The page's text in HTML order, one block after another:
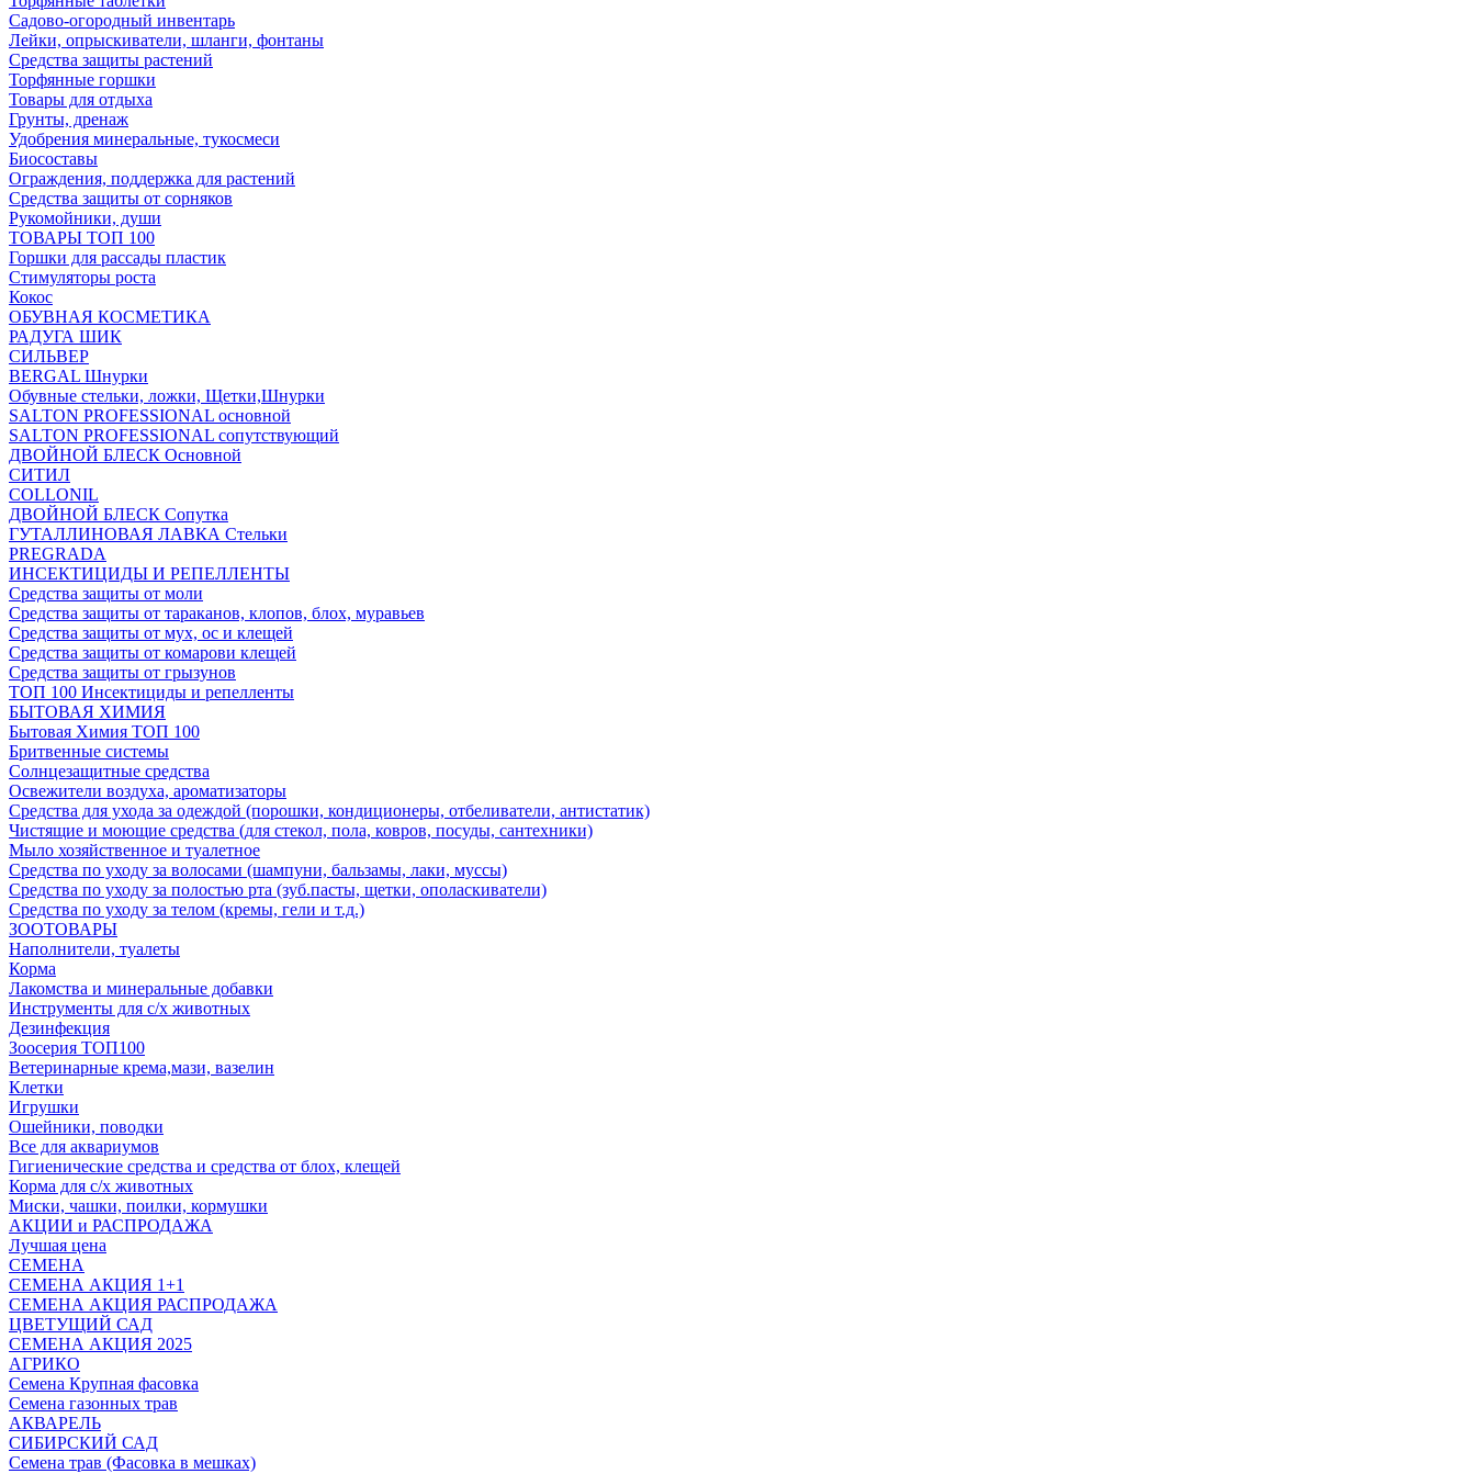
Садово-огородный инвентарь
Лейки, опрыскиватели, шланги, фонтаны
Средства защиты растений
Торфянные горшки
Товары для отдыха
Грунты, дренаж
Удобрения минеральные, тукосмеси
Биосоставы
Ограждения, поддержка для растений
Средства защиты от сорняков
Рукомойники, души
ТОВАРЫ ТОП 100
Горшки для рассады пластик
Стимуляторы роста
Кокос
ОБУВНАЯ КОСМЕТИКА
РАДУГА ШИК
СИЛЬВЕР
BERGAL Шнурки
Обувные стельки, ложки, Щетки,Шнурки
SALTON PROFESSIONAL основной
SALTON PROFESSIONAL сопутствующий
ДВОЙНОЙ БЛЕСК Основной
СИТИЛ
COLLONIL
ДВОЙНОЙ БЛЕСК Сопутка
ГУТАЛЛИНОВАЯ ЛАВКА Стельки
PREGRADA
ИНСЕКТИЦИДЫ И РЕПЕЛЛЕНТЫ
Средства защиты от моли
Средства защиты от тараканов, клопов, блох, муравьев
Средства защиты от мух, ос и клещей
Средства защиты от комарови клещей
Средства защиты от грызунов
ТОП 100 Инсектициды и репелленты
БЫТОВАЯ ХИМИЯ
Бытовая Химия ТОП 100
Бритвенные системы
Солнцезащитные средства
Освежители воздуха, ароматизаторы
Средства для ухода за одеждой (порошки, кондиционеры, отбеливатели, антистатик)
Чистящие и моющие средства (для стекол, пола, ковров, посуды, сантехники)
Мыло хозяйственное и туалетное
Средства по уходу за волосами (шампуни, бальзамы, лаки, муссы)
Средства по уходу за полостью рта (зуб.пасты, щетки, ополаскиватели)
Средства по уходу за телом (кремы, гели и т.д.)
ЗООТОВАРЫ
Наполнители, туалеты
Корма
Лакомства и минеральные добавки
Инструменты для с/х животных
Дезинфекция
Зоосерия ТОП100
Ветеринарные крема,мази, вазелин
Клетки
Игрушки
Ошейники, поводки
Все для аквариумов
Гигиенические средства и средства от блох, клещей
Корма для с/х животных
Миски, чашки, поилки, кормушки
АКЦИИ и РАСПРОДАЖА
Лучшая цена
СЕМЕНА
СЕМЕНА АКЦИЯ 1+1
СЕМЕНА АКЦИЯ РАСПРОДАЖА
ЦВЕТУЩИЙ САД
СЕМЕНА АКЦИЯ 2025
АГРИКО
Семена Крупная фасовка
Семена газонных трав
АКВАРЕЛЬ
СИБИРСКИЙ САД
Семена трав (Фасовка в мешках)